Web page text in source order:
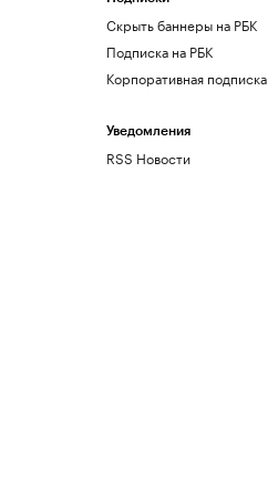
Скрыть баннеры на РБК
Подписка на РБК
Корпоративная подписка
Уведомления
RSS Новости